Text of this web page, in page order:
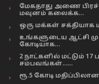
மேகதாது அணை
மவுனம் கலைக்க…
ஒரு மக்கள் சக்தியாக
உங்களுடைய ஆட்சி
கோடியாக…
2 நாட்களில் மட்டும்
சம்பவங்கள்……
ரூ.5 கோடி